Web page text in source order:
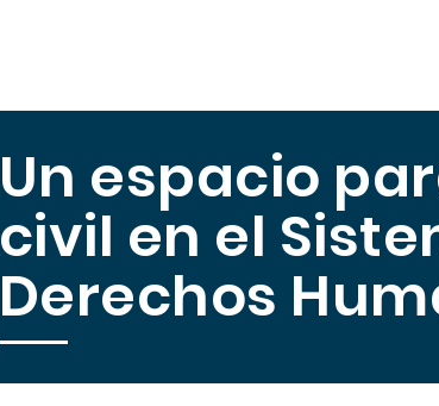
Un espacio
civil en el
Derechos